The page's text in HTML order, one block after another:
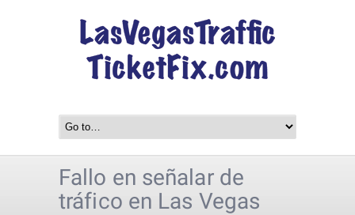
Fallo en señalar de
tráfico en Las Vegas